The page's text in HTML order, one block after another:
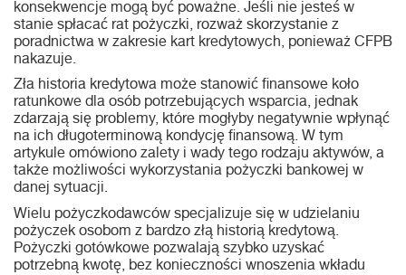
konsekwencje mogą być poważne. Jeśli nie jesteś w
stanie spłacać rat pożyczki, rozważ skorzystanie z
poradnictwa w zakresie kart kredytowych, ponieważ CFPB
nakazuje.
Zła historia kredytowa może stanowić finansowe koło
ratunkowe dla osób potrzebujących wsparcia, jednak
zdarzają się problemy, które mogłyby negatywnie wpłynąć
na ich długoterminową kondycję finansową. W tym
artykule omówiono zalety i wady tego rodzaju aktywów, a
także możliwości wykorzystania pożyczki bankowej w
danej sytuacji.
Wielu pożyczkodawców specjalizuje się w udzielaniu
pożyczek osobom z bardzo złą historią kredytową.
Pożyczki gotówkowe pozwalają szybko uzyskać
potrzebną kwotę, bez konieczności wnoszenia wkładu